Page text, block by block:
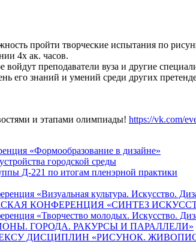
пройти творческие испытания по
4х ак. часов.
преподаватели вуза и другие
его знаний и умений среди других
и этапами олимпиады! https://vk.com/
«Формообразование в дизайне»
городской среды
Д-221 по итогам пленэрной практики
«Визуальная культура. Искусство.
КОНФЕРЕНЦИЯ «СИНТЕЗ
«Творчество молодых. Искусство.
ГОРОДА. РАКУРСЫ И ПАРАЛЛЕЛИ»
ДИСЦИПЛИН «РИСУНОК.